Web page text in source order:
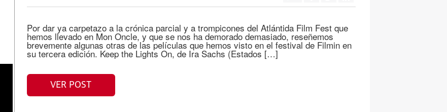
Por dar ya carpetazo a la crónica parcial y a trompicones del Atlántida Film Fest que
hemos llevado en Mon Oncle, y que se nos ha demorado demasiado, reseñemos
brevemente algunas otras de las películas que hemos visto en el festival de Filmin en
su tercera edición. Keep the Lights On, de Ira Sachs (Estados […]
VER POST